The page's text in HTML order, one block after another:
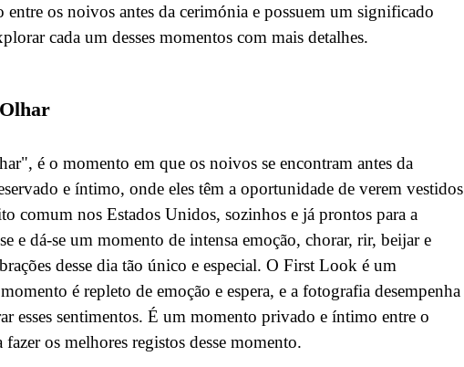
entre os noivos antes da cerimónia e possuem um significado
cada um desses momentos com mais detalhes.
é o momento em que os noivos se encontram antes da
e íntimo, onde eles têm a oportunidade de verem vestidos
comum nos Estados Unidos, sozinhos e já prontos para a
e dá-se um momento de intensa emoção, chorar, rir, beijar e
desse dia tão único e especial. O First Look é um
é repleto de emoção e espera, e a fotografia desempenha
esses sentimentos. É um momento privado e íntimo entre o
os melhores registos desse momento.